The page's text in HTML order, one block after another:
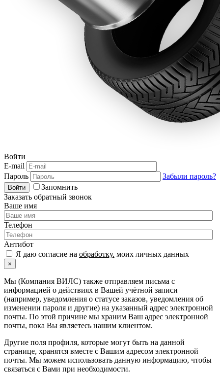
Войти
E-mail
Пароль
Забыли пароль?
Войти
Запомнить
Заказать обратный звонок
Ваше имя
Телефон
Антибот
Я даю согласие на обработку. моих личных данных
×
Мы (Компания ВИЛС) также отправляем письма с
информацией о действиях в Вашей учётной записи
(например, уведомления о статусе заказов, уведомления об
изменении пароля и другие) на указанный адрес электронной
почты. По этой причине мы храним Ваш адрес электронной
почты, пока Вы являетесь нашим клиентом.
Другие поля профиля, которые могут быть на данной
странице, хранятся вместе с Вашим адресом электронной
почты. Мы можем использовать данную информацию, чтобы
связаться с Вами при необходимости.